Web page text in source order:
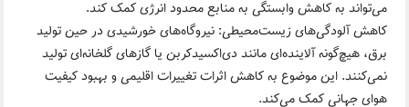
می‌تواند به کاهش وابستگی به منابع محدود انرژی کمک کند.
کاهش آلودگی‌های زیست‌محیطی: نیروگاه‌های خورشیدی در حین تولید
برق، هیچ‌گونه آلاینده‌ای مانند دی‌اکسیدکربن یا گازهای گلخانه‌ای تولید
نمی‌کنند. این موضوع به کاهش اثرات تغییرات اقلیمی و بهبود کیفیت
هوای جهانی کمک می‌کند.